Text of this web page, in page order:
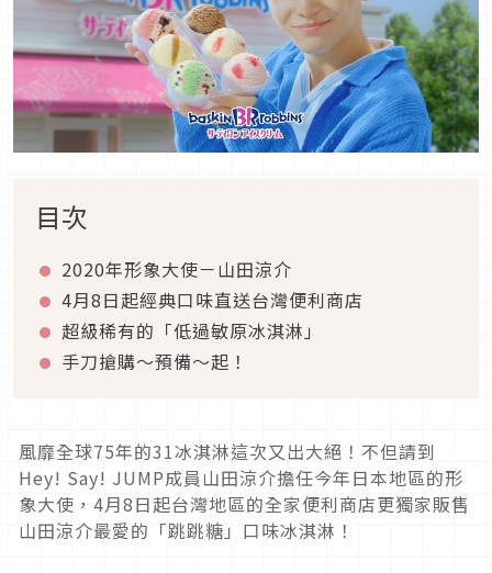
目次
2020年形象大使－山田涼介
4月8日起經典口味直送台灣便利商店
超級稀有的「低過敏原冰淇淋」
手刀搶購～預備～起！
風靡全球75年的31冰淇淋這次又出大絕！不但請到
Hey! Say! JUMP成員山田涼介擔任今年日本地區的形
象大使，4月8日起台灣地區的全家便利商店更獨家販售
山田涼介最愛的「跳跳糖」口味冰淇淋！